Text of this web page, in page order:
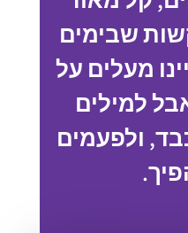
שבימים
מעלים על
למילים
ולפעמים